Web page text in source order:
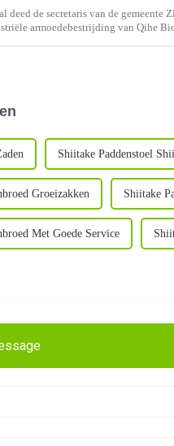
deed de secretaris van de gemeente
armoedebestrijding van Qihe
Shiitake Paddenstoel
Groeizakken Shiitake
Met Goede Service